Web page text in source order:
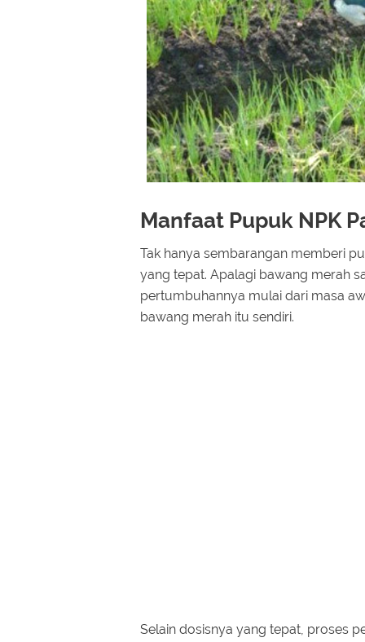
Manfaat Pupuk NPK
Tak hanya sembarangan memberi
yang tepat. Apalagi bawang merah
pertumbuhannya mulai dari masa
bawang merah itu sendiri.
Selain dosisnya yang tepat, proses